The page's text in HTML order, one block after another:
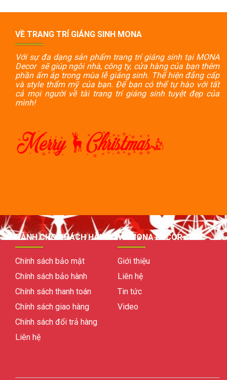
VỀ TRANG TRÍ GIÁNG SINH MONA
Với sự đa dạng sản phẩm trang trí giáng sinh tại MONA
Decor sẽ giúp ngôi nhà, công ty, cửa hàng của bạn thêm
phần ấm áp trong mùa lễ giáng sinh. Thể hiện đẳng cấp
và style thẩm mỹ của bạn. Để bạn có thể tự hào với tất
cả mọi người về tài trang trí giáng sinh tuyệt đẹp của
mình!
DÀNH CHO KHÁCH HÀNG
Chính sách bảo mật
Chính sách bảo hành
Chính sách thanh toán
Chính sách giao hàng
Chính sách đổi trả hàng
Liên hệ
VỀ MONA DECOR
Giới thiệu
Liên hệ
Tin tức
Video